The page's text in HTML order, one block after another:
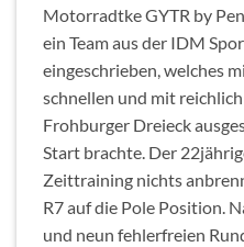
Motorradtke GYTR by
ein Team aus der IDM
eingeschrieben, welches
schnellen und mit
Frohburger Dreieck
Start brachte. Der
Zeittraining nichts
R7 auf die Pole Position.
und neun fehlerfreien